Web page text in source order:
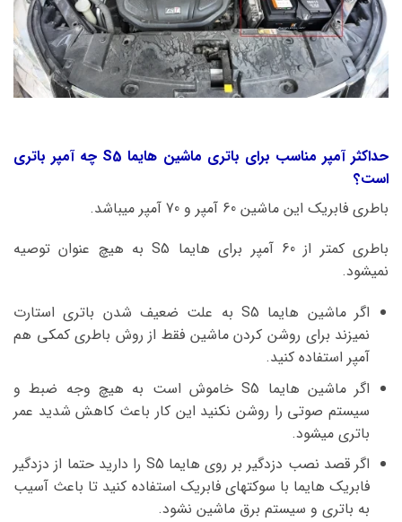
حداکثر آمپر مناسب برای باتری ماشین هایما S5 چه آمپر باتری
است؟
باطری فابریک این ماشین 60 آمپر و 70 آمپر میباشد.
باطری کمتر از 60 آمپر برای هایما S5 به هیچ عنوان توصیه
نمیشود.
اگر ماشین هایما S5 به علت ضعیف شدن باتری استارت
نمیزند برای روشن کردن ماشین فقط از روش باطری کمکی هم
آمپر استفاده کنید.
اگر ماشین هایما S5 خاموش است به هیچ وجه ضبط و
سیستم صوتی را روشن نکنید این کار باعث کاهش شدید عمر
باتری میشود.
اگر قصد نصب دزدگیر بر روی هایما S5 را دارید حتما از دزدگیر
فابریک هایما با سوکتهای فابریک استفاده کنید تا باعث آسیب
به باتری و سیستم برق ماشین نشود.